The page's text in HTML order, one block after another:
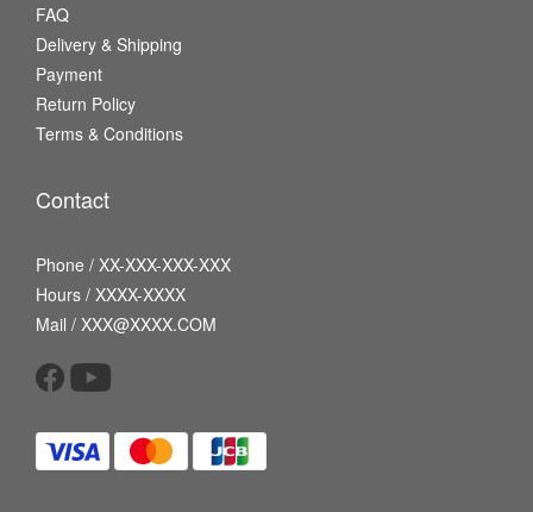
FAQ
Delivery & Shipping
Payment
Return Policy
Terms & Conditions
Contact
Phone / XX-XXX-XXX-XXX
Hours / XXXX-XXXX
Mail / XXX@XXXX.COM